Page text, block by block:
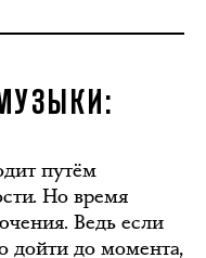
путём
Но время
Ведь если
дойти до момента,